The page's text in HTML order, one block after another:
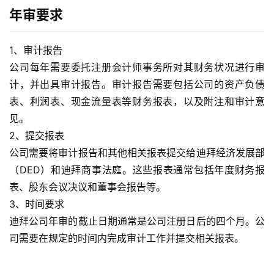
年审要求
1、审计报告
公司每年需要委托注册会计师事务所对其财务状况进行审
计，并出具审计报告。审计报告需要包括公司的资产负债
表、利润表、现金流量表等财务报表，以及附注和审计意
见。
2、提交报表
公司需要将审计报告和其他相关报表提交给迪拜经济发展部
（DED）和迪拜商事法庭。这些报表通常包括年度财务报
表、股东会议决议和董事会报告等。
3、时间要求
迪拜公司年审的截止日期通常是公司注册日后的四个月。公
司需要在规定的时间内完成审计工作并提交相关报表。